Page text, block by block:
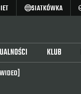
SIATKÓWKA
KLUB